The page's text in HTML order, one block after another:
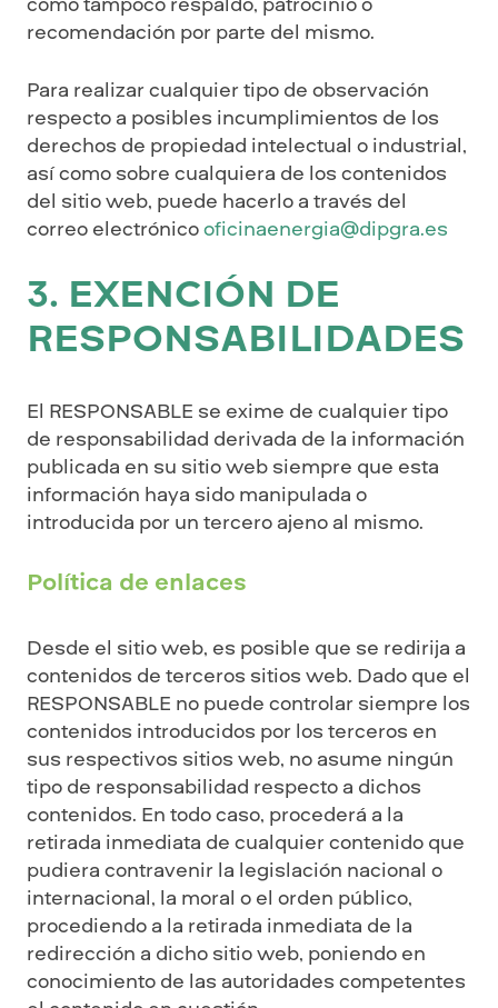
recomendación por parte del mismo.
Para realizar cualquier tipo de observación
respecto a posibles incumplimientos de los
derechos de propiedad intelectual o industrial,
así como sobre cualquiera de los contenidos
del sitio web, puede hacerlo a través del
correo electrónicooficinaenergia@dipgra.es
3. EXENCIÓN DE
RESPONSABILIDADES
El RESPONSABLE se exime de cualquier tipo
de responsabilidad derivada de la información
publicada en su sitio web siempre que esta
información haya sido manipulada o
introducida por un tercero ajeno al mismo.
Política de enlaces
Desde el sitio web, es posible que se redirija a
contenidos de terceros sitios web. Dado que el
RESPONSABLE no puede controlar siempre los
contenidos introducidos por los terceros en
sus respectivos sitios web, no asume ningún
tipo de responsabilidad respecto a dichos
contenidos. En todo caso, procederá a la
retirada inmediata de cualquier contenido que
pudiera contravenir la legislación nacional o
internacional, la moral o el orden público,
procediendo a la retirada inmediata de la
redirección a dicho sitio web, poniendo en
conocimiento de las autoridades competentes